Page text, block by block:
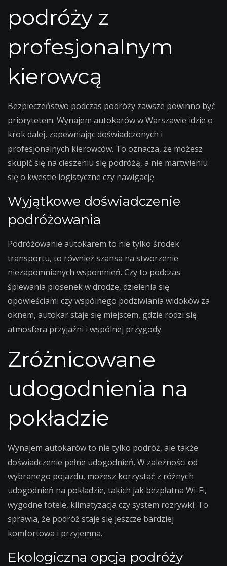
podróży z
profesjonalnym
kierowcą
Bezpieczeństwo podczas podróży zawsze powinno być
priorytetem. Wynajem autokarów w Warszawie idzie o
krok dalej, zapewniając doświadczonych i
profesjonalnych kierowców. To oznacza, że możesz
skupić się na cieszeniu się podróżą, a nie martwieniu
się o kwestie logistyczne czy nawigację.
Wyjątkowe doświadczenie
podróżowania
Podróżowanie autokarem to nie tylko środek
transportu, to również szansa na stworzenie
niezapomnianych wspomnień. Czy to podczas
śpiewania piosenek w drodze, dzielenia się
opowieściami czy wspólnego podziwiania widoków za
oknem, autokar staje się miejscem, gdzie rodzi się
atmosfera przyjaźni i wspólnej przygody.
Zróżnicowane
udogodnienia na
pokładzie
Wynajem autokarów to nie tylko podróż, ale także
doświadczenie pełne udogodnień. W zależności od
wybranego pojazdu, możesz korzystać z różnych
udogodnień na pokładzie, takich jak bezpłatna Wi-Fi,
wygodne fotele, klimatyzacja czy system rozrywki. To
sprawia, że podróż staje się jeszcze bardziej
komfortowa i przyjemna.
Ekologiczna opcja podróży